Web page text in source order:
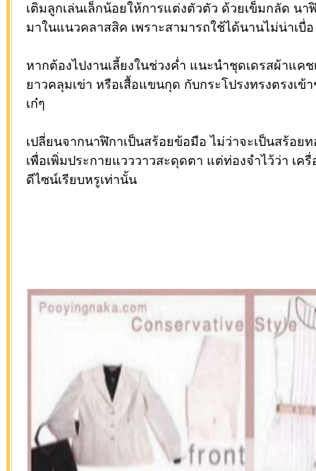
เติมลูกเล่นเล็กน้อยให้การแต่งตัวตัว ด้วยเข็มกลัด นา
มาในแนวคลาสสิค เพราะสามารถใช้ได้นานไม่น่าเบื่อ
หากต้องไปงานเลี้ยงในช่วงค่ำ แนะนำชุดเดรสผ้าแค
ยาวคลุมเข่า หรือเสื้อแขนกุด กับกระโปรงทรงตรงเ
เก๋ๆ
เปลี่ยนจากนาฬิกาเป็นสร้อยข้อมือ ไม่ว่าจะเป็นสร้อ
เพื่อเพิ่มประกายแวววาวสะดุดตา แต่ท่องจำไว้ว่า เค
ดีไซน์เรียบหรูเท่านั้น